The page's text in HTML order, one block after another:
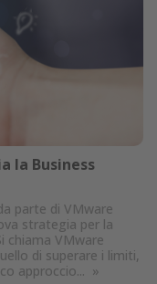
la Business
parte di VMware
strategia per la
chiama VMware
di superare i limiti,
approccio... »